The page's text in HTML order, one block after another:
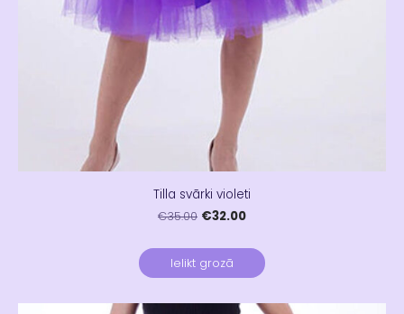
Tilla svārki violeti
€35.00 €32.00
Ielikt grozā